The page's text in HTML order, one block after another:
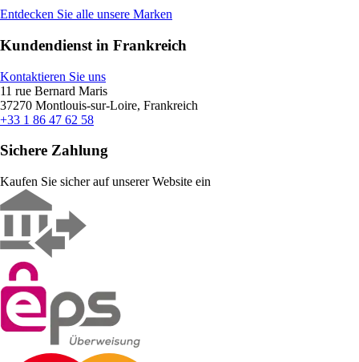
Entdecken Sie alle unsere Marken
Kundendienst in Frankreich
Kontaktieren Sie uns
11 rue Bernard Maris
37270 Montlouis-sur-Loire, Frankreich
+33 1 86 47 62 58
Sichere Zahlung
Kaufen Sie sicher auf unserer Website ein